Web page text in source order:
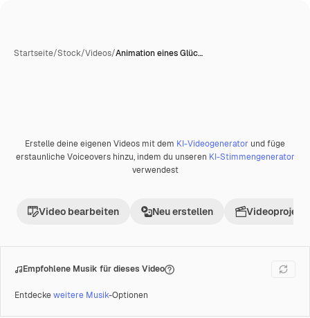
Startseite/Stock/Videos/Animation eines Glüc…
PremiumKI-generiert
Erstelle deine eigenen Videos mit dem KI-Videogenerator und füge
erstaunliche Voiceovers hinzu, indem du unseren KI-Stimmengenerator
verwendest
Video bearbeiten Neu erstellen Videoprojekt
Empfohlene Musik für dieses Video
Entdeckeweitere Musik-Optionen